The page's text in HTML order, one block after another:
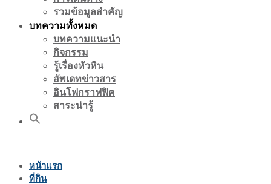
รวมข้อมูลสำคัญ
บทความทั้งหมด
บทความแนะนำ
กิจกรรม
รู้เรื่องหัวหิน
อัพเดทข่าวสาร
อินโฟกราฟฟิค
สาระน่ารู้
หน้าแรก
ที่กิน